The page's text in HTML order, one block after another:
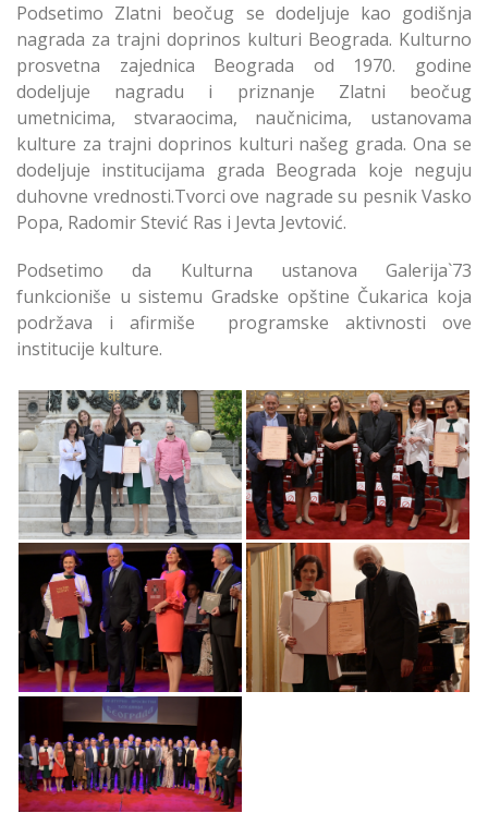
Podsetimo Zlatni beočug se dodeljuje kao godišnja
nagrada za trajni doprinos kulturi Beograda. Kulturno
prosvetna zajednica Beograda od 1970. godine
dodeljuje nagradu i priznanje Zlatni beočug
umetnicima, stvaraocima, naučnicima, ustanovama
kulture za trajni doprinos kulturi našeg grada. Ona se
dodeljuje institucijama grada Beograda koje neguju
duhovne vrednosti.Tvorci ove nagrade su pesnik Vasko
Popa, Radomir Stević Ras i Jevta Jevtović.
Podsetimo da Kulturna ustanova Galerija`73
funkcioniše u sistemu Gradske opštine Čukarica koja
podržava i afirmiše programske aktivnosti ove
institucije kulture.
Prestižni Zlatni
Beočug Dobila
Galerija 73
Zlatni Beočug Dobila
Galerija 73
Beočug Dobila
Galerija 73
Prestižni Zlatni
Beočug Dobila
Galerija 73 Čukarica
Zlatni Beočug 2021